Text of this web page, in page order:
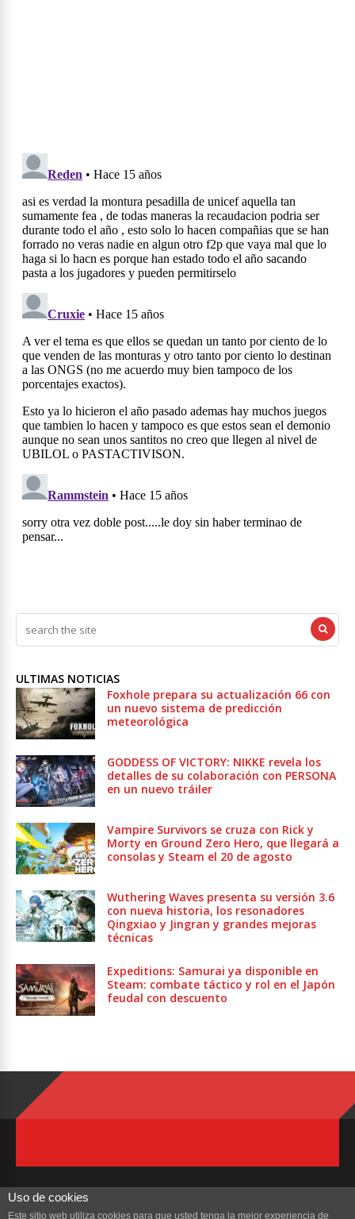
ULTIMAS NOTICIAS
Foxhole prepara su actualización 66 con
un nuevo sistema de predicción
meteorológica
GODDESS OF VICTORY: NIKKE revela los
detalles de su colaboración con PERSONA
en un nuevo tráiler
Vampire Survivors se cruza con Rick y
Morty en Ground Zero Hero, que llegará a
consolas y Steam el 20 de agosto
Wuthering Waves presenta su versión 3.6
con nueva historia, los resonadores
Qingxiao y Jingran y grandes mejoras
técnicas
Expeditions: Samurai ya disponible en
Steam: combate táctico y rol en el Japón
feudal con descuento
Uso de cookies
Este sitio web utiliza cookies para que usted tenga la mejor experiencia de